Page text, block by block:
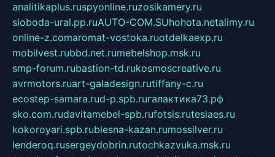
analitikaplus.ruspyonline.ruzosikamery.ru
sloboda-ural.pp.ruAUTO-COM.SUhohota.netalimy.ru
online-z.comaromat-vostoka.ruotdelkaexp.ru
mobilvest.rubbd.net.rumebelshop.msk.ru
smp-forum.rubastion-td.rukosmoscreative.ru
avrmotors.ruart-galadesign.rutiffany-c.ru
ecostep-samara.rud-p.spb.ruгалактика73.рф
sko.com.rudavitamebel-spb.rufotsis.rutesiaes.ru
kokoroyari.spb.rublesna-kazan.rumossilver.ru
lenderoq.rusergeydobrin.rutochkazvuka.msk.ru